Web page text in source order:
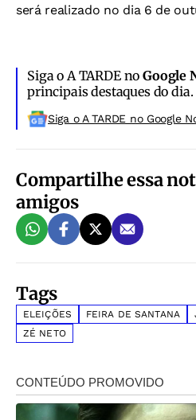
será realizado no dia 6 de
Siga o A TARDE noGoogle
principais destaques do dia.
Siga o A TARDE no Google
Compartilhe essa
amigos
Tags
ELEIÇÕES FEIRA DE SANTANA
ZÉ NETO